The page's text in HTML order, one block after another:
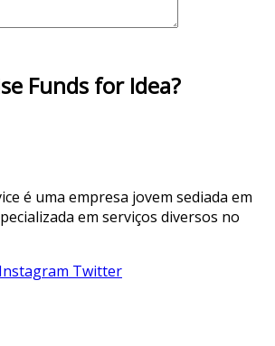
Funds for Idea?
é uma empresa jovem sediada em
em serviços diversos no
Instagram Twitter